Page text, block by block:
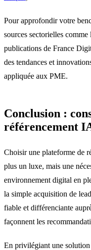
Pour approfondir votre
sources sectorielles
publications de France
des tendances et
appliquée aux PME.
Conclusion :
référencement
Choisir une plateforme de
plus un luxe, mais une
environnement digital en
la simple acquisition de
fiable et différenciante
façonnent les
En privilégiant une